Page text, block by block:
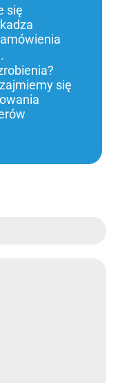
się
się